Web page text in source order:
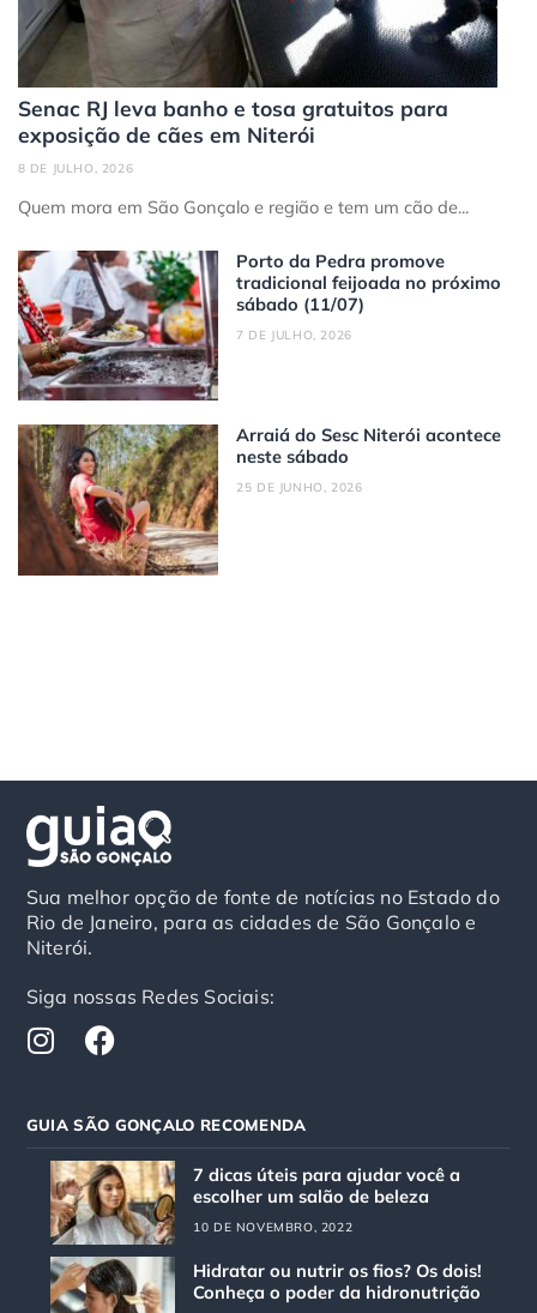
Senac RJ leva banho e tosa gratuitos para
exposição de cães em Niterói
8 DE JULHO, 2026
Quem mora em São Gonçalo e região e tem um cão de...
Porto da Pedra promove
tradicional feijoada no próximo
sábado (11/07)
7 DE JULHO, 2026
Arraiá do Sesc Niterói acontece
neste sábado
25 DE JUNHO, 2026
Sua melhor opção de fonte de notícias no Estado do
Rio de Janeiro, para as cidades de São Gonçalo e
Niterói.
Siga nossas Redes Sociais:
I
n
t
a
g
a
m
F
a
e
b
o
o
k
GUIA SÃO GONÇALO RECOMENDA
7 dicas úteis para ajudar você a
escolher um salão de beleza
10 DE NOVEMBRO, 2022
Hidratar ou nutrir os fios? Os dois!
Conheça o poder da hidronutrição